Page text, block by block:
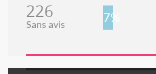
226
Sans avis 7%